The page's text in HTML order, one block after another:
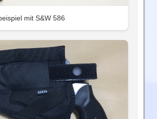
mit S&W 586